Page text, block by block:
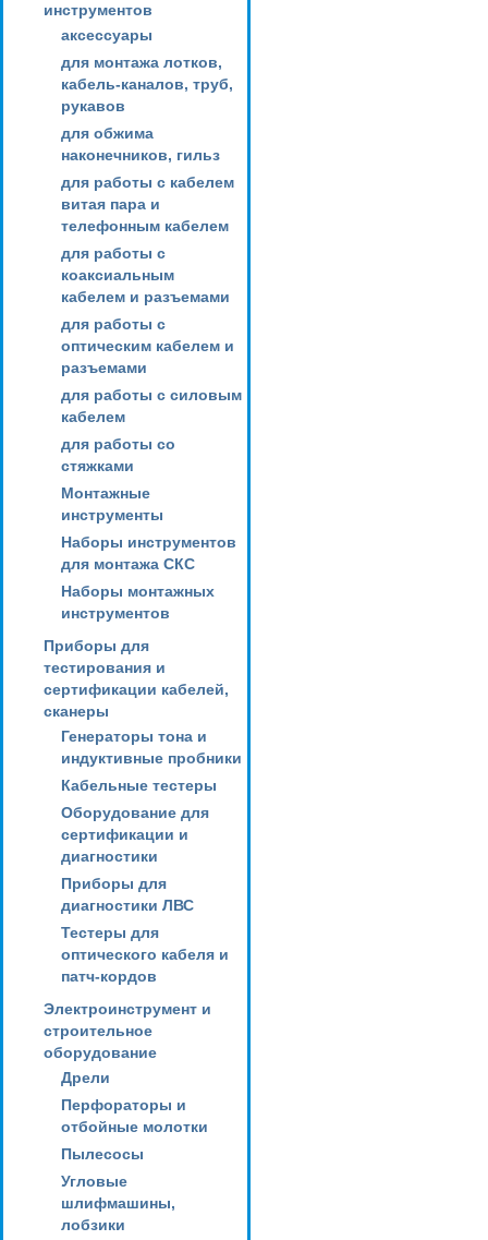
инструментов
аксессуары
для монтажа лотков,
кабель-каналов, труб,
рукавов
для обжима
наконечников, гильз
для работы с кабелем
витая пара и
телефонным кабелем
для работы с
коаксиальным
кабелем и разъемами
для работы с
оптическим кабелем и
разъемами
для работы с силовым
кабелем
для работы со
стяжками
Монтажные
инструменты
Наборы инструментов
для монтажа СКС
Наборы монтажных
инструментов
Приборы для
тестирования и
сертификации кабелей,
сканеры
Генераторы тона и
индуктивные пробники
Кабельные тестеры
Оборудование для
сертификации и
диагностики
Приборы для
диагностики ЛВС
Тестеры для
оптического кабеля и
патч-кордов
Электроинструмент и
строительное
оборудование
Дрели
Перфораторы и
отбойные молотки
Пылесосы
Угловые
шлифмашины,
лобзики